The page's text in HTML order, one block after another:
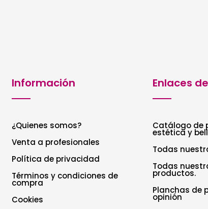
Información
¿Quienes somos?
Venta a profesionales
Política de privacidad
Términos y condiciones de
compra
Cookies
Enlaces
Catálogo de
estética y
Todas
Todas
productos.
Planchas de
opinión